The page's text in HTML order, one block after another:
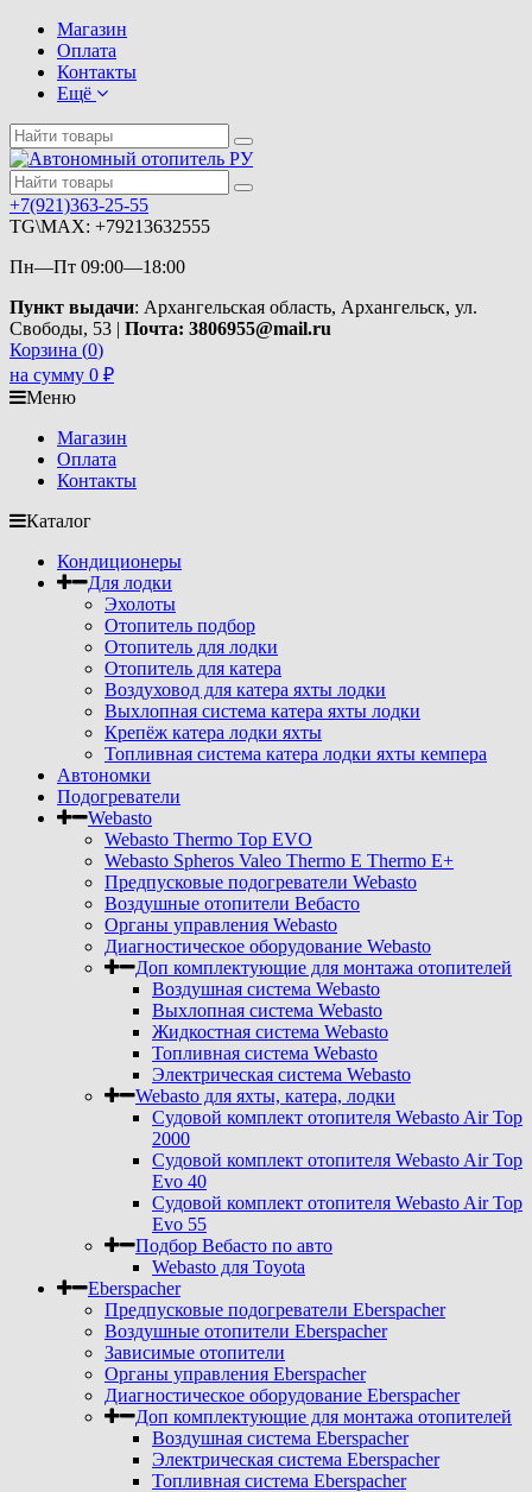
Магазин
Оплата
Контакты
Ещё
+7(921)363-25-55
TG\MAX: +79213632555
Пн—Пт 09:00—18:00
Пункт выдачи: Архангельская область, Архангельск, ул.
Свободы, 53 | Почта: 3806955@mail.ru
Корзина (0)
на сумму 0 ₽
Меню
Магазин
Оплата
Контакты
Каталог
Кондиционеры
Для лодки
Эхолоты
Отопитель подбор
Отопитель для лодки
Отопитель для катера
Воздуховод для катера яхты лодки
Выхлопная система катера яхты лодки
Крепёж катера лодки яхты
Топливная система катера лодки яхты кемпера
Автономки
Подогреватели
Webasto
Webasto Thermo Top EVO
Webasto Spheros Valeo Thermo E Thermo E+
Предпусковые подогреватели Webasto
Воздушные отопители Вебасто
Органы управления Webasto
Диагностическое оборудование Webasto
Доп комплектующие для монтажа отопителей
Воздушная система Webasto
Выхлопная система Webasto
Жидкостная система Webasto
Топливная система Webasto
Электрическая система Webasto
Webasto для яхты, катера, лодки
Судовой комплект отопителя Webasto Air Top
2000
Судовой комплект отопителя Webasto Air Top
Evo 40
Судовой комплект отопителя Webasto Air Top
Evo 55
Подбор Вебасто по авто
Webasto для Toyota
Eberspacher
Предпусковые подогреватели Eberspacher
Воздушные отопители Eberspacher
Зависимые отопители
Органы управления Eberspacher
Диагностическое оборудование Eberspacher
Доп комплектующие для монтажа отопителей
Воздушная система Eberspacher
Электрическая система Eberspacher
Топливная система Eberspacher